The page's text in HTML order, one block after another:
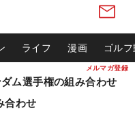
メルマガ登録
ライフ 漫画 ゴル
ム選手権の組み合わせ
わせ